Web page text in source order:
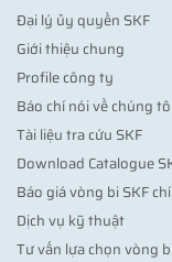
Đại lý ủy quyền SKF
Giới thiệu chung
Profile công ty
Báo chí nói về chúng
Tài liệu tra cứu SKF
Download Catalogue
Báo giá vòng bi SKF
Dịch vụ kỹ thuật
Tư vấn lựa chọn vòng